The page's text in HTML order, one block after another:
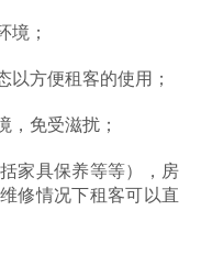
境；
以方便租客的使用；
，免受滋扰；
家具保养等等），房
修情况下租客可以直